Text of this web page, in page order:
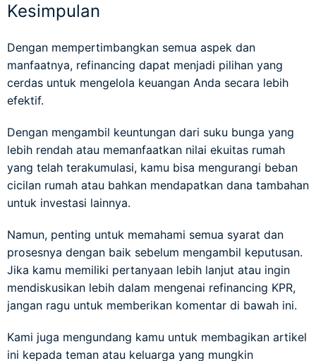
Kesimpulan
Dengan mempertimbangkan semua aspek dan
manfaatnya, refinancing dapat menjadi pilihan yang
cerdas untuk mengelola keuangan Anda secara lebih
efektif.
Dengan mengambil keuntungan dari suku bunga yang
lebih rendah atau memanfaatkan nilai ekuitas rumah
yang telah terakumulasi, kamu bisa mengurangi beban
cicilan rumah atau bahkan mendapatkan dana tambahan
untuk investasi lainnya.
Namun, penting untuk memahami semua syarat dan
prosesnya dengan baik sebelum mengambil keputusan.
Jika kamu memiliki pertanyaan lebih lanjut atau ingin
mendiskusikan lebih dalam mengenai refinancing KPR,
jangan ragu untuk memberikan komentar di bawah ini.
Kami juga mengundang kamu untuk membagikan artikel
ini kepada teman atau keluarga yang mungkin